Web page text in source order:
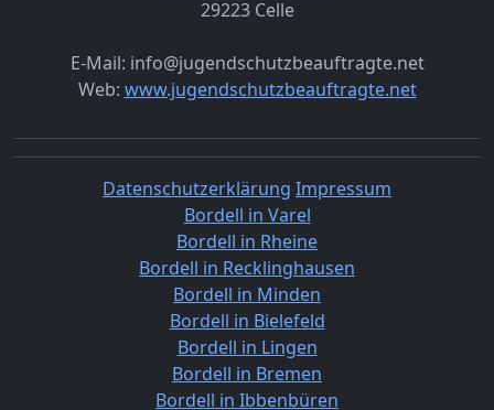
29223 Celle
E-Mail: info@jugendschutzbeauftragte.net
Web: www.jugendschutzbeauftragte.net
Datenschutzerklärung Impressum
Bordell in Varel
Bordell in Rheine
Bordell in Recklinghausen
Bordell in Minden
Bordell in Bielefeld
Bordell in Lingen
Bordell in Bremen
Bordell in Ibbenbüren